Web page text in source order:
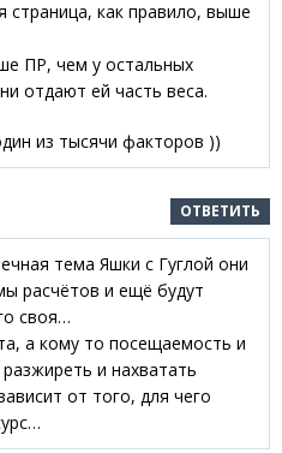
страница, как правило, выше
ПР, чем у остальных
отдают ей часть веса.
из тысячи факторов ))
ОТВЕТИТЬ
тема Яшки с Гуглой они
расчётов и ещё будут
своя…
а кому то посещаемость и
и нахватать
от того, для чего